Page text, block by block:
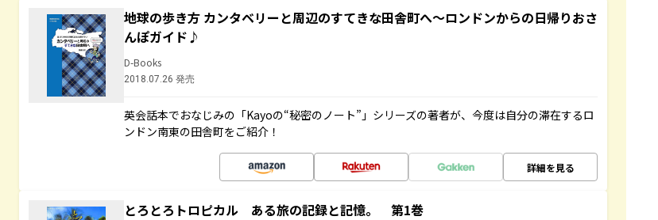
地球の歩き方 カンタベリーと周辺のすてきな田舎町へ～ロンドンからの日帰りおさ
んぽガイド♪
D-Books
2018.07.26 発売
英会話本でおなじみの「Kayoの“秘密のノート”」シリーズの著者が、今度は自分の滞在するロ
ンドン南東の田舎町をご紹介！
詳細を見る
とろとろトロピカル ある旅の記録と記憶。 第1巻